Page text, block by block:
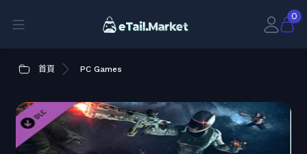
0
首頁 PC Games